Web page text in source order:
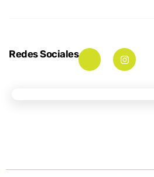
Redes Sociales